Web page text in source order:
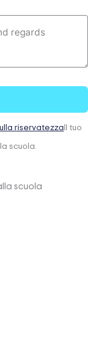
riservatezza Il tuo
scuola.
scuola